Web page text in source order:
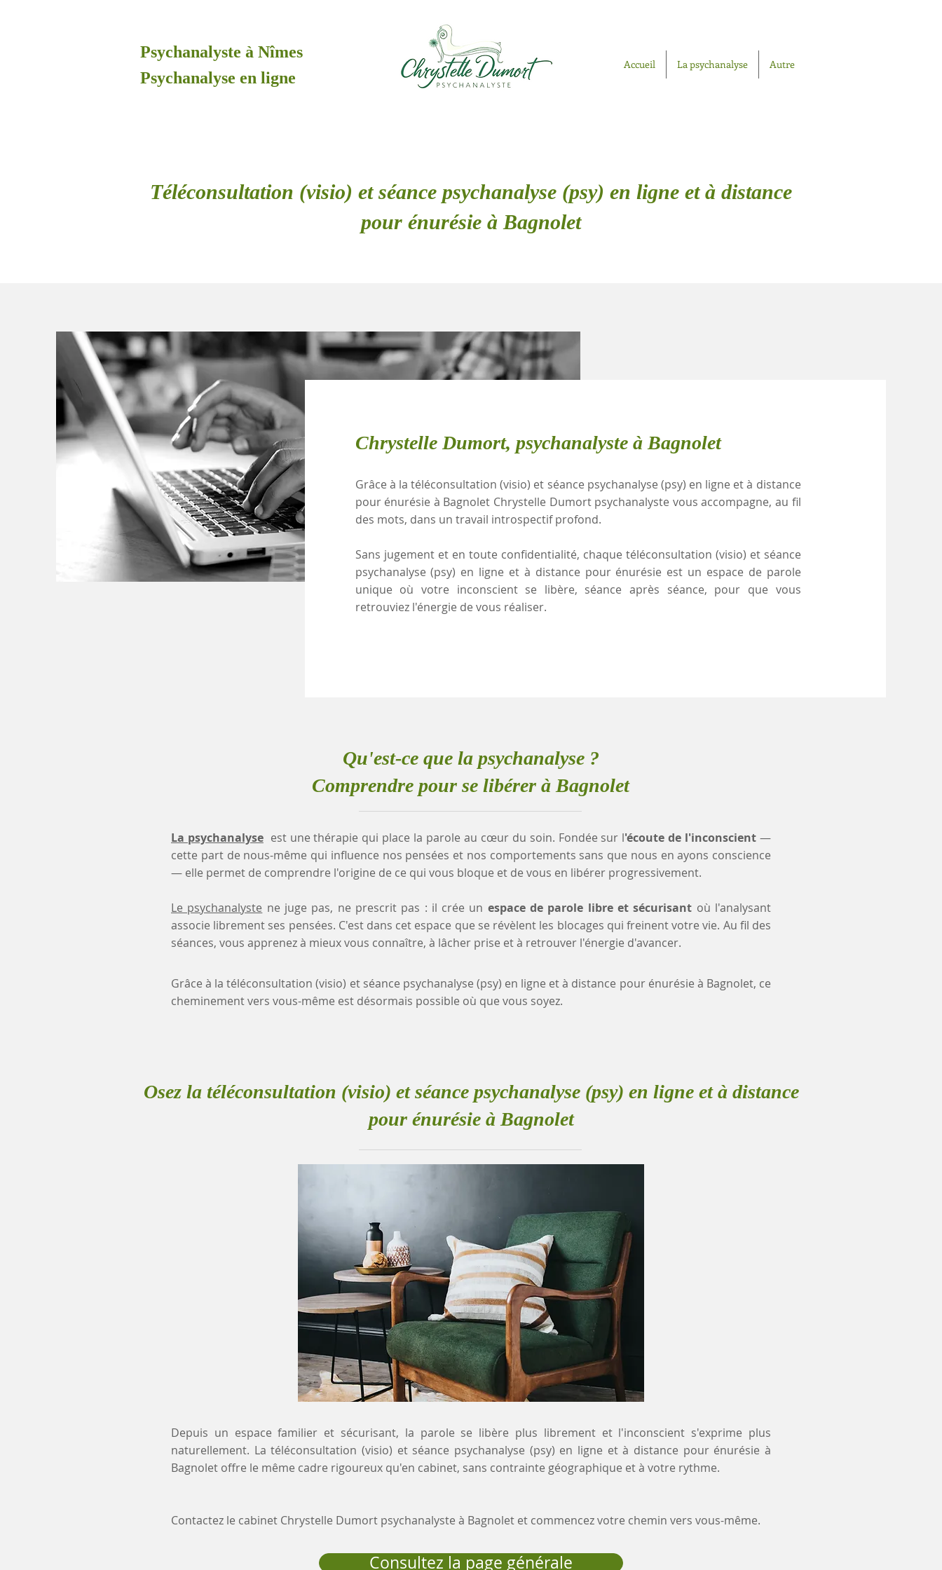
Psychanalyste à Nîmes
Psychanalyse en ligne
Accueil La psychanalyse Autre
Téléconsultation (visio) et séance psychanalyse (psy) en ligne et à distance
pour énurésie à Bagnolet
Chrystelle Dumort, psychanalyste à Bagnolet
Grâce à la téléconsultation (visio) et séance psychanalyse (psy) en ligne et à distance
pour énurésie à Bagnolet Chrystelle Dumort psychanalyste vous accompagne, au fil
des mots, dans un travail introspectif profond.
Sans jugement et en toute confidentialité, chaque téléconsultation (visio) et séance
psychanalyse (psy) en ligne et à distance pour énurésie est un espace de parole
unique où votre inconscient se libère, séance après séance, pour que vous
retrouviez l'énergie de vous réaliser.
Qu'est-ce que la psychanalyse ?
Comprendre pour se libérer à Bagnolet
La psychanalyse est une thérapie qui place la parole au cœur du soin. Fondée sur l'écoute de l'inconscient—
cette part de nous-même qui influence nos pensées et nos comportements sans que nous en ayons conscience
— elle permet de comprendre l'origine de ce qui vous bloque et de vous en libérer progressivement.
Le psychanalyste ne juge pas, ne prescrit pas : il crée un espace de parole libre et sécurisant où l'analysant
associe librement ses pensées. C'est dans cet espace que se révèlent les blocages qui freinent votre vie. Au fil des
séances, vous apprenez à mieux vous connaître, à lâcher prise et à retrouver l'énergie d'avancer.
Grâce à la téléconsultation (visio) et séance psychanalyse (psy) en ligne et à distance pour énurésie à Bagnolet, ce
cheminement vers vous-même est désormais possible où que vous soyez.
Osez la téléconsultation (visio) et séance psychanalyse (psy) en ligne et à distance
pour énurésie à Bagnolet
Depuis un espace familier et sécurisant, la parole se libère plus librement et l'inconscient s'exprime plus
naturellement. La téléconsultation (visio) et séance psychanalyse (psy) en ligne et à distance pour énurésie à
Bagnolet offre le même cadre rigoureux qu'en cabinet, sans contrainte géographique et à votre rythme.
Contactez le cabinet Chrystelle Dumort psychanalyste à Bagnolet et commencez votre chemin vers vous-même.
Consultez la page générale